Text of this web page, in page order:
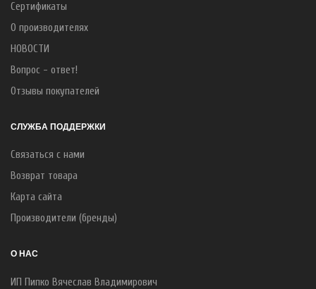
Сертификаты
О производителях
НОВОСТИ
Вопрос - ответ!
Отзывы покупателей
СЛУЖБА ПОДДЕРЖКИ
Связаться с нами
Возврат товара
Карта сайта
Производители (бренды)
О НАС
ИП Пипко Вячеслав Владимирович